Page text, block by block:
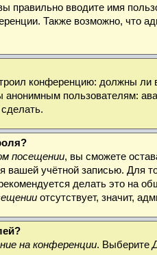
правильно вводите имя
Также возможно, что
конференцию: должны
пользователям:
посещении, вы сможете
вашей учётной записью.
делать это на
отсутствует, значит,
на конференции. Выберите